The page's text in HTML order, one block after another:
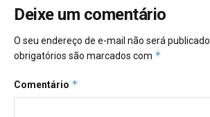
Deixe um comentário
O seu endereço de e-mail não será publicado.
obrigatórios são marcados com *
Comentário *